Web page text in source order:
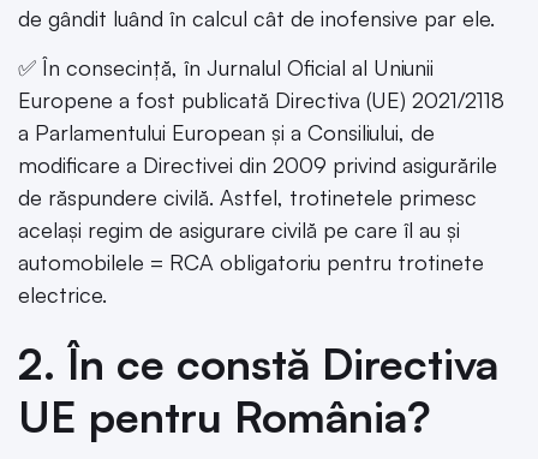
de gândit luând în calcul cât de inofensive par ele.
✅ În consecință, în Jurnalul Oficial al Uniunii
Europene a fost publicată Directiva (UE) 2021/2118
a Parlamentului European și a Consiliului, de
modificare a Directivei din 2009 privind asigurările
de răspundere civilă. Astfel, trotinetele primesc
același regim de asigurare civilă pe care îl au și
automobilele = RCA obligatoriu pentru trotinete
electrice.
2. În ce constă Directiva
UE pentru România?